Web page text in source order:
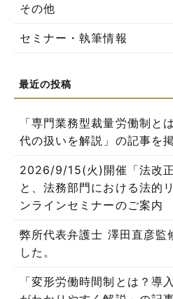
その他
セミナー・執筆情報
「専門業務型裁量労働制と
代の扱いを解説」の記事を
2026/9/15(火)開催「法改
と、法務部門における法的
ンラインセミナーのご案内
弊所代表弁護士 澤田直彦監
した。
「変形労働時間制とは？導